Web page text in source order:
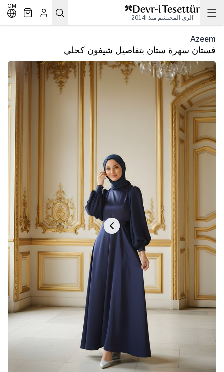
الزي المحتشم منذ 2014l
OM
Azeem
فستان سهرة ستان بتفاصيل شيفون كحلي